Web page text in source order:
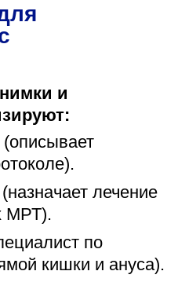
и
(описывает
лечение
МРТ).
по
кишки и ануса).